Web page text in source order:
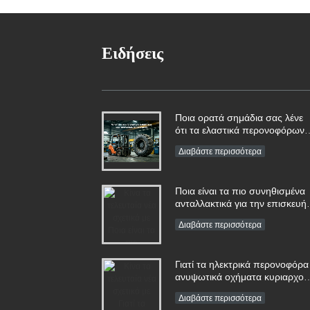
Ειδήσεις
Ποια ορατά σημάδια σας λένε
ότι τα ελαστικά περονοφόρων
χρειάζονται άμεση
Διαβάστε περισσότερα
Ποια είναι τα πιο συνηθισμένα
ανταλλακτικά για την επισκευή
ανυψωτικού οχήματος;
Διαβάστε περισσότερα
Γιατί τα ηλεκτρικά περονοφόρα
ανυψωτικά οχήματα κυριαρχούν
2026;
Διαβάστε περισσότερα